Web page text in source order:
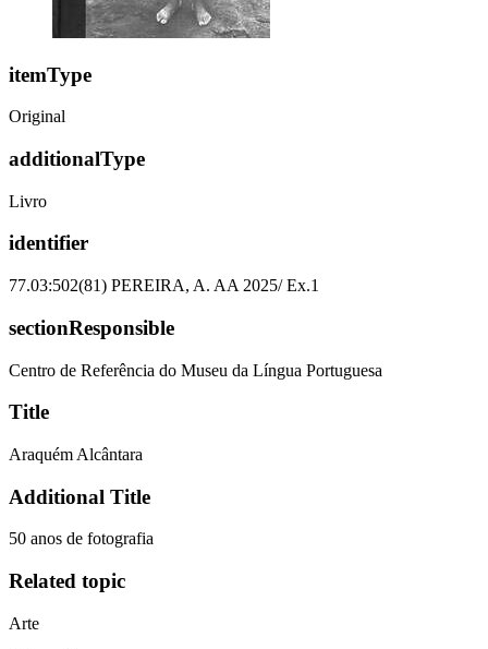
itemType
Original
additionalType
Livro
identifier
77.03:502(81) PEREIRA, A. AA 2025/ Ex.1
sectionResponsible
Centro de Referência do Museu da Língua Portuguesa
Title
Araquém Alcântara
Additional Title
50 anos de fotografia
Related topic
Arte